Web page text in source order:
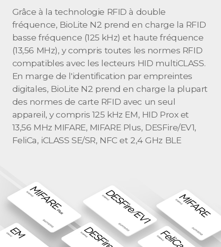
Grâce à la technologie RFID à double
fréquence, BioLite N2 prend en charge la RFID
basse fréquence (125 kHz) et haute fréquence
(13,56 MHz), y compris toutes les normes RFID
compatibles avec les lecteurs HID multiCLASS.
En marge de l'identification par empreintes
digitales, BioLite N2 prend en charge la plupart
des normes de carte RFID avec un seul
appareil, y compris 125 kHz EM, HID Prox et
13,56 MHz MIFARE, MIFARE Plus, DESFire/EV1,
FeliCa, iCLASS SE/SR, NFC et 2,4 GHz BLE